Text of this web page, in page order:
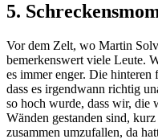
5.
Vor dem Zelt, wo Martin
bemerkenswert viele Leute.
es immer enger. Die
dass es irgendwann richtig
so hoch wurde, dass wir, die
Wänden gestanden sind,
zusammen umzufallen, da